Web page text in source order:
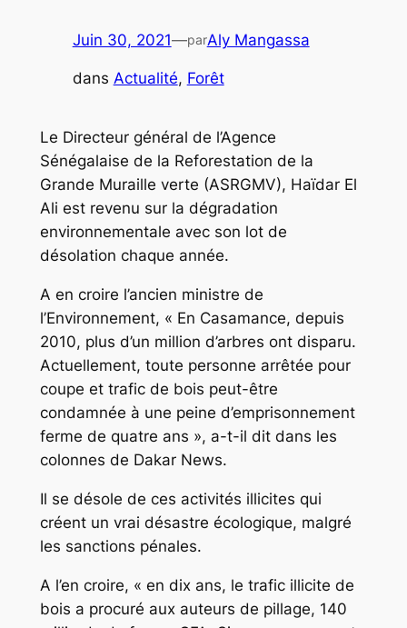
Juin 30, 2021—parAly Mangassa
dans Actualité, Forêt
Le Directeur général de l’Agence
Sénégalaise de la Reforestation de la
Grande Muraille verte (ASRGMV), Haïdar El
Ali est revenu sur la dégradation
environnementale avec son lot de
désolation chaque année.
A en croire l’ancien ministre de
l’Environnement, « En Casamance, depuis
2010, plus d’un million d’arbres ont disparu.
Actuellement, toute personne arrêtée pour
coupe et trafic de bois peut-être
condamnée à une peine d’emprisonnement
ferme de quatre ans », a-t-il dit dans les
colonnes de Dakar News.
Il se désole de ces activités illicites qui
créent un vrai désastre écologique, malgré
les sanctions pénales.
A l’en croire, « en dix ans, le trafic illicite de
bois a procuré aux auteurs de pillage, 140